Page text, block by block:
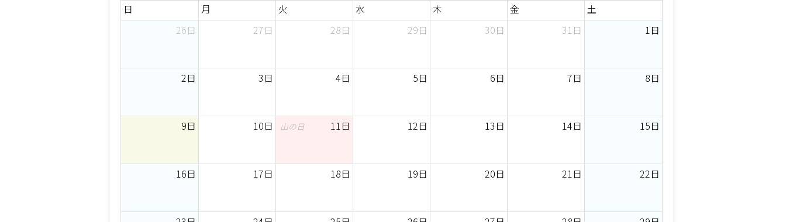
日
月 火 水 木 金
土
26日
27日 28日 29日 30日 31日 1日
2日 3日 4日 5日 6日 7日 8日
9日 10日 11日
山の日 12日 13日 14日 15日
16日 17日 18日 19日 20日 21日 22日